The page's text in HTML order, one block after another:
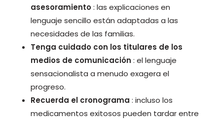
asesoramiento: las explicaciones en
lenguaje sencillo están adaptadas a las
necesidades de las familias.
Tenga cuidado con los titulares de los
medios de comunicación : el lenguaje
sensacionalista a menudo exagera el
progreso.
Recuerda el cronograma : incluso los
medicamentos exitosos pueden tardar entre